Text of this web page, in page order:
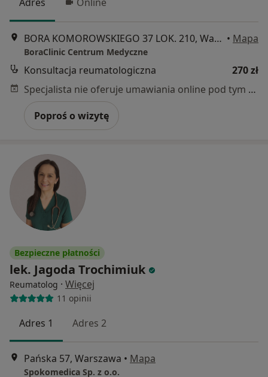
Adres Online
BORA KOMOROWSKIEGO 37 LOK. 210, Warszawa • Mapa
BoraClinic Centrum Medyczne
Konsultacja reumatologiczna
270 zł
Specjalista nie oferuje umawiania online pod tym adresem.
Poproś o wizytę
Bezpieczne płatności
lek. Jagoda Trochimiuk
Reumatolog · Więcej
11 opinii
Adres 1 Adres 2
Pańska 57, Warszawa • Mapa
Spokomedica Sp. z o.o.